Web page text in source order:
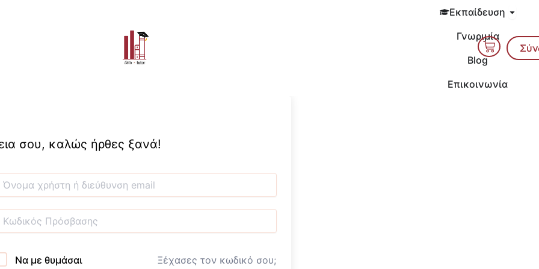
Εκπαίδευση Open
Γνωριμία
Blog
Επικοινωνία
Cart
σου, καλώς ήρθες ξανά!
Να με θυμάσαι Ξέχασες τον κωδικό σου;